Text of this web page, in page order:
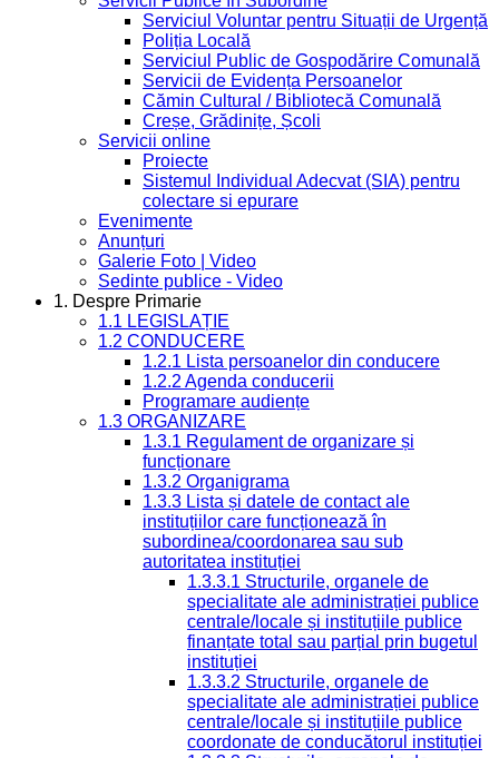
Serviciul Voluntar pentru Situații de Urgență
Poliția Locală
Serviciul Public de Gospodărire Comunală
Servicii de Evidența Persoanelor
Cămin Cultural / Bibliotecă Comunală
Creșe, Grădinițe, Școli
Servicii online
Proiecte
Sistemul Individual Adecvat (SIA) pentru
colectare si epurare
Evenimente
Anunțuri
Galerie Foto | Video
Sedinte publice - Video
1. Despre Primarie
1.1 LEGISLAȚIE
1.2 CONDUCERE
1.2.1 Lista persoanelor din conducere
1.2.2 Agenda conducerii
Programare audiențe
1.3 ORGANIZARE
1.3.1 Regulament de organizare și
funcționare
1.3.2 Organigrama
1.3.3 Lista și datele de contact ale
instituțiilor care funcționează în
subordinea/coordonarea sau sub
autoritatea instituției
1.3.3.1 Structurile, organele de
specialitate ale administrației publice
centrale/locale și instituțiile publice
finanțate total sau parțial prin bugetul
instituției
1.3.3.2 Structurile, organele de
specialitate ale administrației publice
centrale/locale și instituțiile publice
coordonate de conducătorul instituției